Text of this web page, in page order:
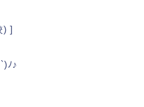
) ]
ﾉ♪